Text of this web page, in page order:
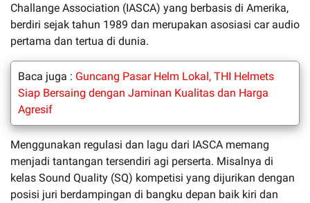
Challange Association (IASCA) yang berbasis di Amerika,
berdiri sejak tahun 1989 dan merupakan asosiasi car audio
pertama dan tertua di dunia.
Baca juga : Guncang Pasar Helm Lokal, THI Helmets
Siap Bersaing dengan Jaminan Kualitas dan Harga
Agresif
Menggunakan regulasi dan lagu dari IASCA memang
menjadi tantangan tersendiri agi perserta. Misalnya di
kelas Sound Quality (SQ) kompetisi yang dijurikan dengan
posisi juri berdampingan di bangku depan baik kiri dan